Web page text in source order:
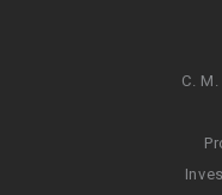
C.